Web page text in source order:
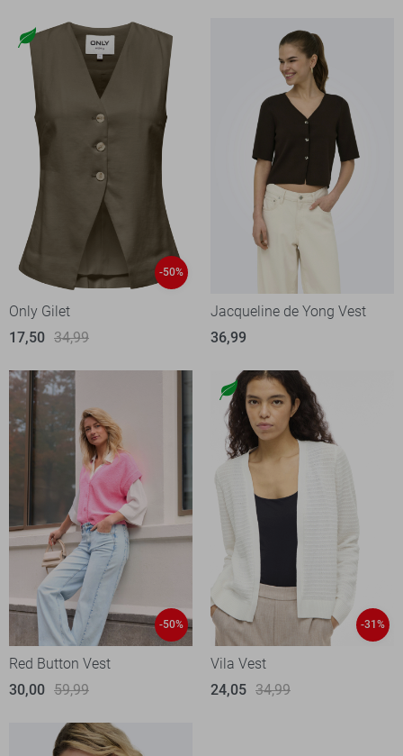
-50%
Only Gilet
17,50 34,99
Jacqueline de Yong Vest
36,99
-50%
Red Button Vest
30,00 59,99
-31%
Vila Vest
24,05 34,99